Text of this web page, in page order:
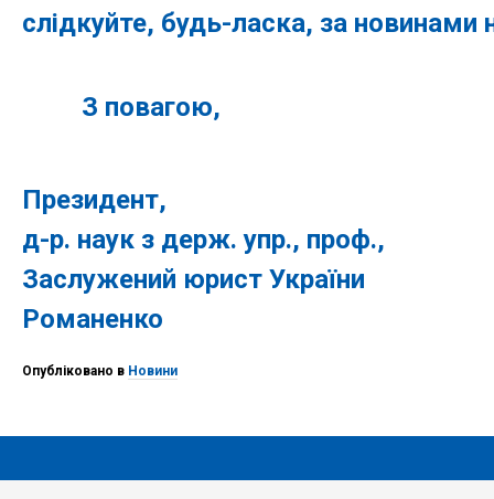
слідкуйте, будь-ласка, за новинами
З повагою,
Президент,
д-р. наук з держ. упр., проф.,
Заслужений юрист
Романенко
Опубліковано в Новини